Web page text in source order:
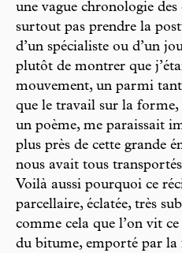
une vague chronologie des
surtout pas prendre la
d’un spécialiste ou d’un
plutôt de montrer que
mouvement, un parmi tant
que le travail sur la forme,
un poème, me paraissait
plus près de cette grande
nous avait tous
Voilà aussi pourquoi ce
parcellaire, éclatée, très
comme cela que l’on vit
du bitume, emporté par la